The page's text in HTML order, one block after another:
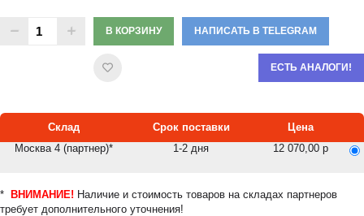
В КОРЗИНУ НАПИСАТЬ В TELEGRAM
ЕСТЬ АНАЛОГИ!
Склад Срок поставки
Цена
Москва 4 (партнер)*
1-2 дня 12 070,00 р
* ВНИМАНИЕ! Наличие и стоимость товаров на складах партнеров
требует дополнительного уточнения!